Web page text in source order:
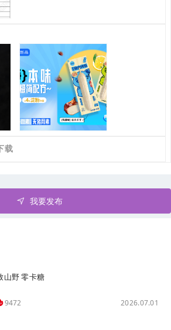
载
我要发布
致山野 零卡糖
9472 2026.07.01